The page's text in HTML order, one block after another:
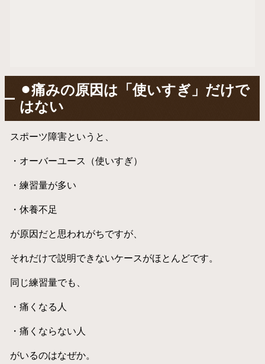
⚫︎痛みの原因は「使いすぎ」だけで
はない
スポーツ障害というと、
・オーバーユース（使いすぎ）
・練習量が多い
・休養不足
が原因だと思われがちですが、
それだけで説明できないケースがほとんどです。
同じ練習量でも、
・痛くなる人
・痛くならない人
がいるのはなぜか。